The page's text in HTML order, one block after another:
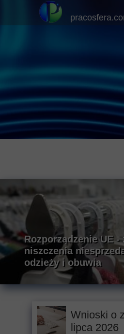
Rozporządzenie UE -
niszczenia
odzieży i obuwia
Wnioski o
lipca 2026